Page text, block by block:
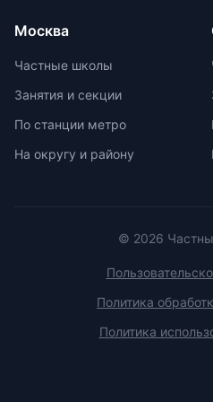
развития ребенка. При
частной школы необходимо
недостатки, а также
возможности семьи. Важно
образовательной лицензии и
платных образовательных
Москва
Частные школы
Занятия и секции
По станции метро
На округу и району
© 2026
Политика
Политика